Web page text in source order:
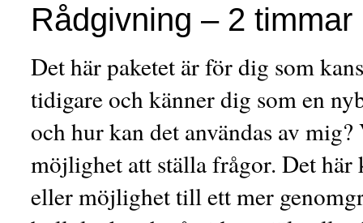
Rådgivning – 2 timmar
Det här paketet är för dig som
tidigare och känner dig som en
och hur kan det användas av
möjlighet att ställa frågor. Det
eller möjlighet till ett mer